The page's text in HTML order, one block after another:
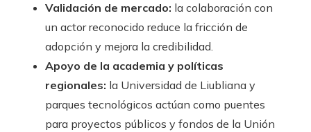
Validación de mercado: la colaboración con
un actor reconocido reduce la fricción de
adopción y mejora la credibilidad.
Apoyo de la academia y políticas
regionales: la Universidad de Liubliana y
parques tecnológicos actúan como puentes
para proyectos públicos y fondos de la Unión